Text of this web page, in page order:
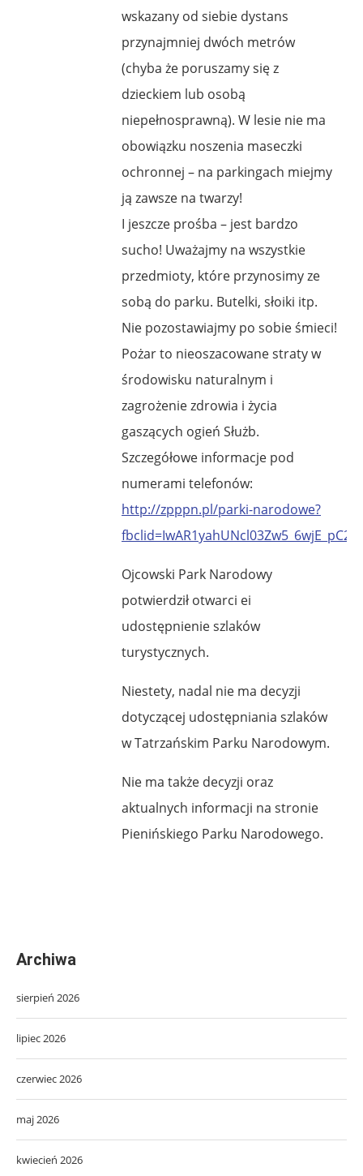
wskazany od siebie dystans
przynajmniej dwóch metrów
(chyba że poruszamy się z
dzieckiem lub osobą
niepełnosprawną). W lesie nie ma
obowiązku noszenia maseczki
ochronnej – na parkingach miejmy
ją zawsze na twarzy!
I jeszcze prośba – jest bardzo
sucho! Uważajmy na wszystkie
przedmioty, które przynosimy ze
sobą do parku. Butelki, słoiki itp.
Nie pozostawiajmy po sobie śmieci!
Pożar to nieoszacowane straty w
środowisku naturalnym i
zagrożenie zdrowia i życia
gaszących ogień Służb.
Szczegółowe informacje pod
numerami telefonów:
http://zpppn.pl/parki-narodowe?
Ojcowski Park Narodowy
potwierdził otwarci ei
udostępnienie szlaków
turystycznych.
Niestety, nadal nie ma decyzji
dotyczącej udostępniania szlaków
w Tatrzańskim Parku Narodowym.
Nie ma także decyzji oraz
aktualnych informacji na stronie
Pienińskiego Parku Narodowego.
Archiwa
sierpień 2026
lipiec 2026
czerwiec 2026
maj 2026
kwiecień 2026